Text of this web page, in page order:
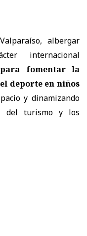
albergar
internacional
fomentar la
deporte en niños
y dinamizando
del turismo y los